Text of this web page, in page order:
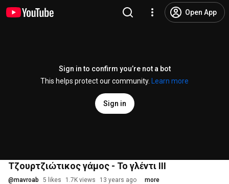
Open App
Sign in to confirm you’re not a bot
This helps protect our community.
Learn more
Sign in
Τζουρτζιώτικος γάμος - Το γλέντι III
@mavroab 5 likes 1.7K views 13 years ago more